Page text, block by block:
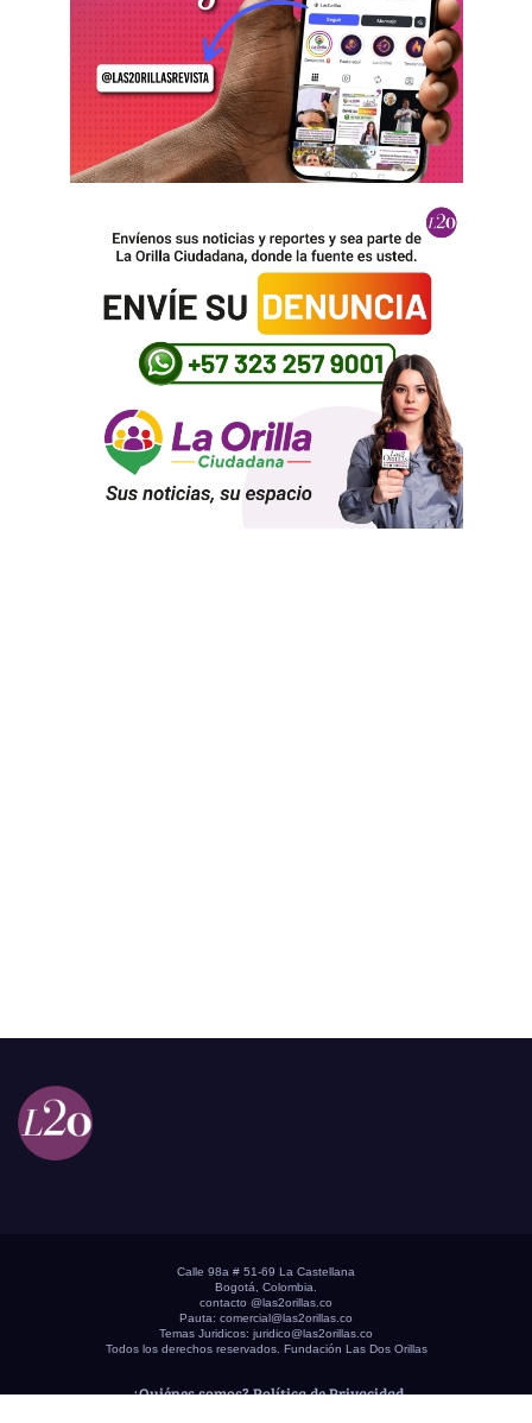
Calle 98a # 51-69 La Castellana
Bogotá, Colombia.
contacto @las2orillas.co
Pauta: comercial@las2orillas.co
Temas Juridicos: juridico@las2orillas.co
Todos los derechos reservados. Fundación Las Dos Orillas
¿Quiénes somos?Política de Privacidad